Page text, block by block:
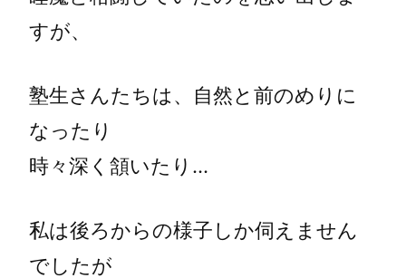
すが、
塾生さんたちは、自然と前のめりに
なったり
時々深く頷いたり…
私は後ろからの様子しか伺えません
でしたが